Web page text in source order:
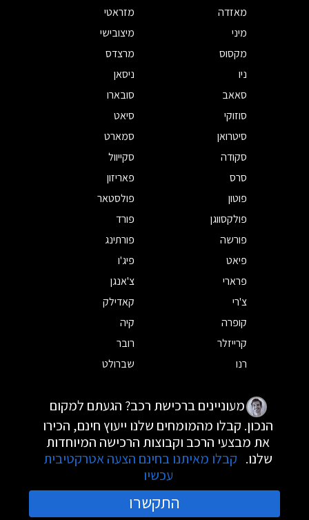
מאזדה
מזראטי
מיני
מיצובישי
מקסוס
מרצדס
ניו
ניסאן
סאאב
סובארו
סוזוקי
סיאט
סיטרואן
סמארט
סקודה
סקייוול
סרס
פאריזון
פוטון
פולסטאר
פולקסווגן
פורד
פורשה
פורתינג
פיאט
פיג'ו
פרארי
צ'אנגן
צ'רי
קאדילק
קופרה
קיה
קרייזלר
רובר
רנו
שברולט
מעוניינים ברכישת רכב? הגעתם למקום
הנכון. קבלו מהמומחים שלנו ייעוץ חינם, הכירו
את מבצעי הרכב וקבוצות הרכישה המיוחדות
שלנו. קבלו מאיתנו בחינם הצעה אטרקטיבית
עכשיו
התקשרו